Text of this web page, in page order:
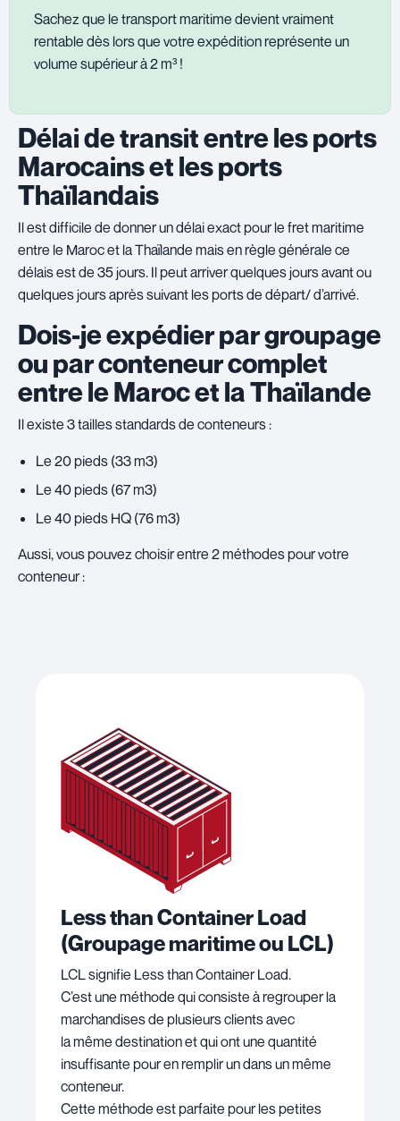
Sachez que le transport maritime devient vraiment
rentable dès lors que votre expédition représente un
volume supérieur à 2 m³ !
Délai de transit entre les ports
Marocains et les ports
Thaïlandais
Il est difficile de donner un délai exact pour le fret maritime
entre le Maroc et la Thaïlande mais en règle générale ce
délais est de 35 jours. Il peut arriver quelques jours avant ou
quelques jours après suivant les ports de départ/ d’arrivé.
Dois-je expédier par groupage
ou par conteneur complet
entre le Maroc et la Thaïlande
Il existe 3 tailles standards de conteneurs :
Le 20 pieds (33 m3)
Le 40 pieds (67 m3)
Le 40 pieds HQ (76 m3)
Aussi, vous pouvez choisir entre 2 méthodes pour votre
conteneur :
Less than Container Load
(Groupage maritime ou LCL)
LCL signifie Less than Container Load.
C’est une méthode qui consiste à regrouper la
marchandises de plusieurs clients avec
la même destination et qui ont une quantité
insuffisante pour en remplir un dans un même
conteneur.
Cette méthode est parfaite pour les petites